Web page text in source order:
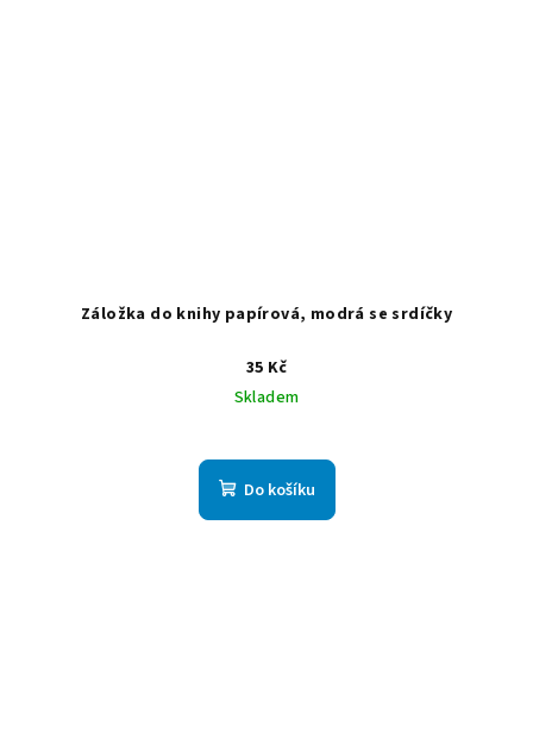
Záložka do knihy papírová, modrá se srdíčky
35 Kč
Skladem
Do košíku